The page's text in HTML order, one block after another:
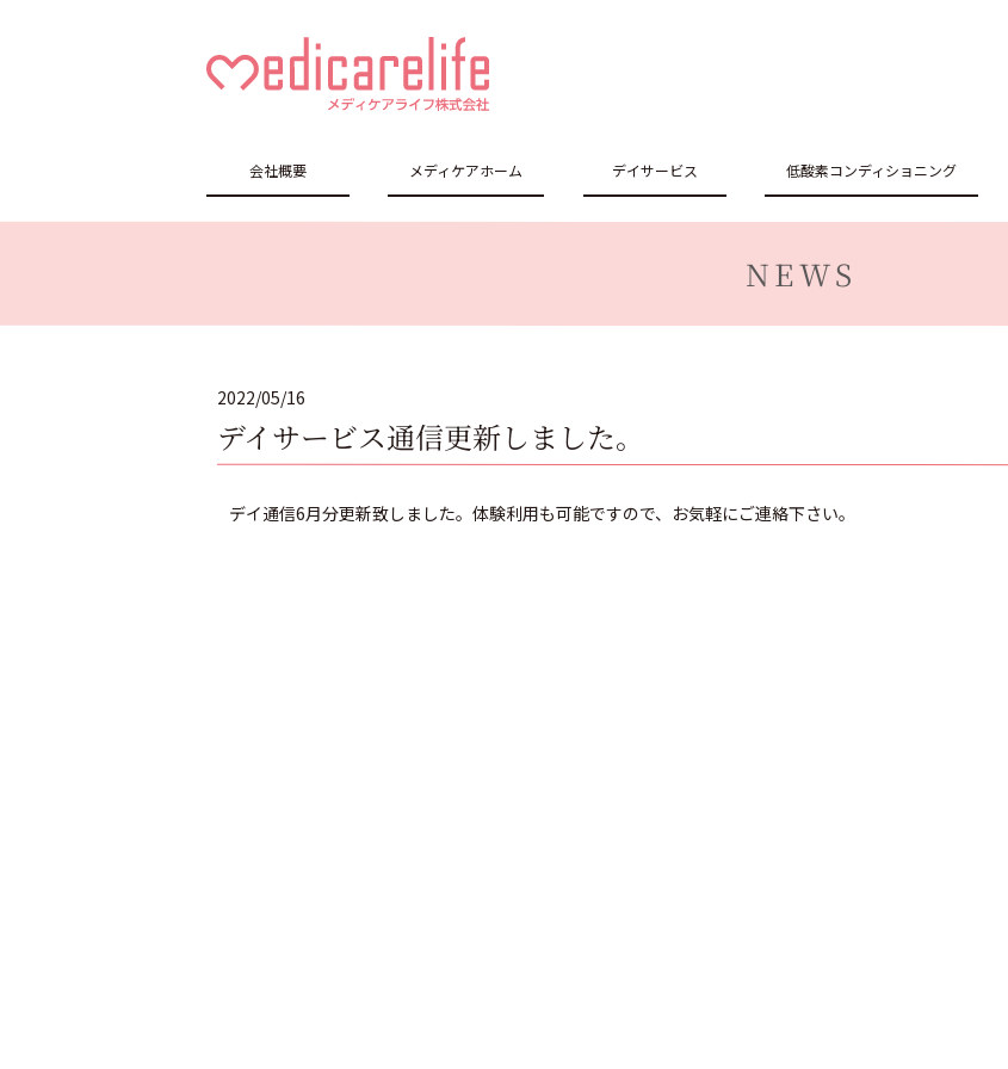
イフ株式会社
会社概要 メディケアホーム デイサービス 低酸素コンディショニング
NEWS
2022/05/16
デイサービス通信更新しました。
デイ通信6月分更新致しました。体験利用も可能ですので、お気軽にご連絡下さい。